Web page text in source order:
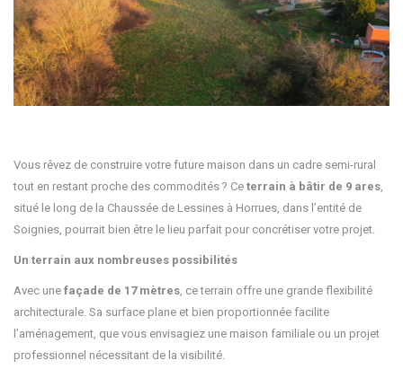
Vous rêvez de construire votre future maison dans un cadre semi-rural
tout en restant proche des commodités ? Ce terrain à bâtir de 9 ares
situé le long de la Chaussée de Lessines à Horrues, dans l’entité de
Soignies, pourrait bien être le lieu parfait pour concrétiser votre projet.
Un terrain aux nombreuses possibilités
Avec une façade de 17 mètres , ce terrain offre une grande flexibilité
architecturale. Sa surface plane et bien proportionnée facilite
l’aménagement, que vous envisagiez une maison familiale ou un projet
professionnel nécessitant de la visibilité.